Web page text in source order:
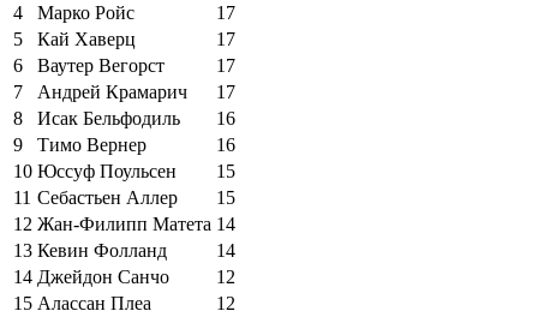
4
Марко Ройс
17
5
Кай Хаверц
17
6
Ваутер Вегорст
17
7
Андрей Крамарич
17
8
Исак Бельфодиль
16
9
Тимо Вернер
16
10 Юссуф Поульсен
15
11 Себастьен Аллер
15
12 Жан-Филипп Матета 14
13 Кевин Фолланд
14
14 Джейдон Санчо
12
15 Алассан Плеа 12